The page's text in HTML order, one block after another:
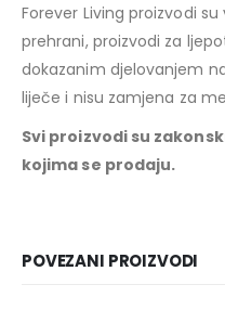
Forever Living proizvodi
prehrani, proizvodi za
dokazanim djelovanjem
liječe i nisu zamjena za
Svi proizvodi su
kojima se prodaju.
POVEZANI PROIZVODI